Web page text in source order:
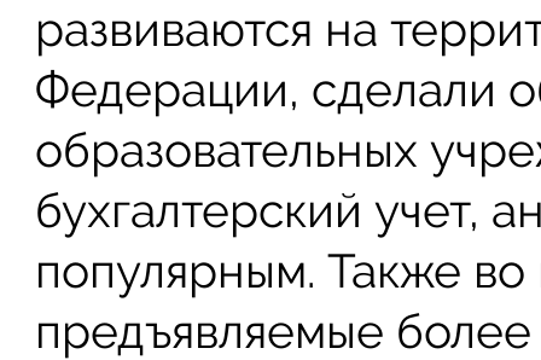
развиваются на
Федерации, сделали
образовательных
бухгалтерский учет,
популярным. Также
предъявляемые